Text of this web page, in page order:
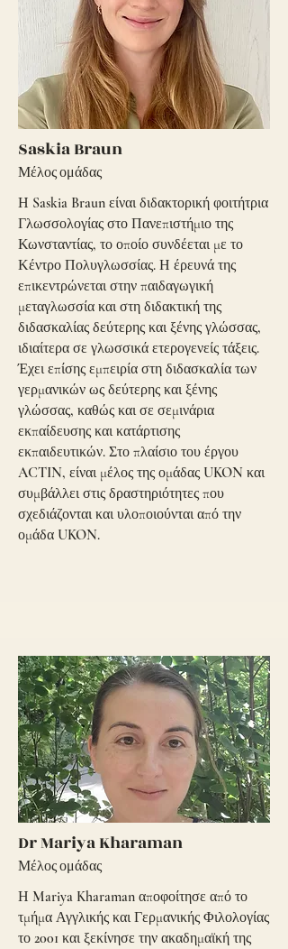
Saskia Braun
Μέλος ομάδας
Η Saskia Braun είναι διδακτορική φοιτήτρια
Γλωσσολογίας στο Πανεπιστήμιο της
Κωνσταντίας, το οποίο συνδέεται με το
Κέντρο Πολυγλωσσίας. Η έρευνά της
επικεντρώνεται στην παιδαγωγική
μεταγλωσσία και στη διδακτική της
διδασκαλίας δεύτερης και ξένης γλώσσας,
ιδιαίτερα σε γλωσσικά ετερογενείς τάξεις.
Έχει επίσης εμπειρία στη διδασκαλία των
γερμανικών ως δεύτερης και ξένης
γλώσσας, καθώς και σε σεμινάρια
εκπαίδευσης και κατάρτισης
εκπαιδευτικών. Στο πλαίσιο του έργου
ACTIN, είναι μέλος της ομάδας UKON και
συμβάλλει στις δραστηριότητες που
σχεδιάζονται και υλοποιούνται από την
ομάδα UKON.
Dr Mariya Kharaman
Μέλος ομάδας
Η Mariya Kharaman αποφοίτησε από το
τμήμα Αγγλικής και Γερμανικής Φιλολογίας
το 2001 και ξεκίνησε την ακαδημαϊκή της